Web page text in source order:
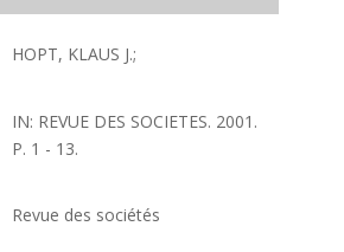
HOPT, KLAUS J.;
IN: REVUE DES SOCIETES. 2001.
P. 1 - 13.
Revue des sociétés